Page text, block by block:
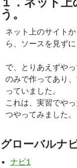
う。
ネット上のサイト
ら、ソースを見ず
で、とりあえずや
のみで作ってあり
っていました。
これは、実習でや
つやってみました。
グローバルナ
ナビ1